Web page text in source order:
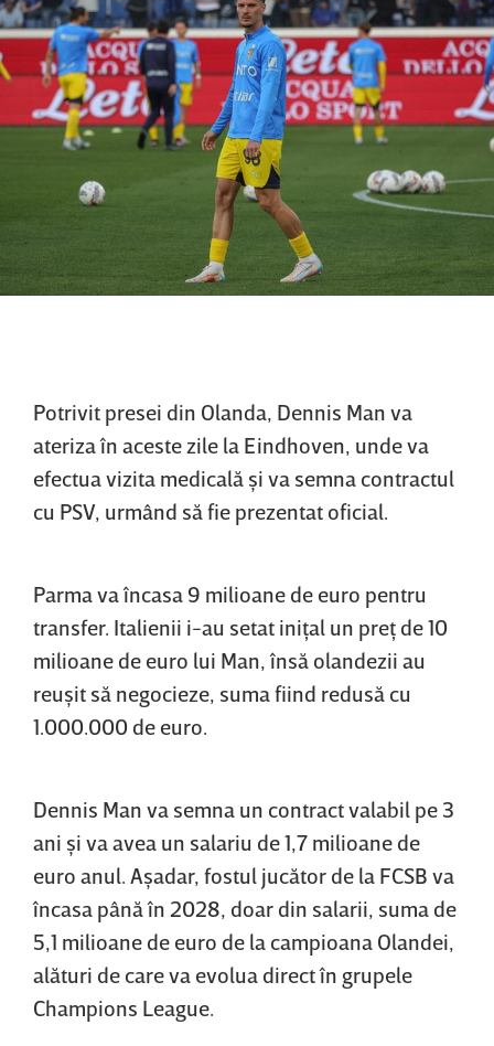
Potrivit presei din Olanda, Dennis Man va
ateriza în aceste zile la Eindhoven, unde va
efectua vizita medicală şi va semna contractul
cu PSV, urmând să fie prezentat oficial.
Parma va încasa 9 milioane de euro pentru
transfer. Italienii i-au setat iniţal un preţ de 10
milioane de euro lui Man, însă olandezii au
reuşit să negocieze, suma fiind redusă cu
1.000.000 de euro.
Dennis Man va semna un contract valabil pe 3
ani şi va avea un salariu de 1,7 milioane de
euro anul. Aşadar, fostul jucător de la FCSB va
încasa până în 2028, doar din salarii, suma de
5,1 milioane de euro de la campioana Olandei,
alături de care va evolua direct în grupele
Champions League.